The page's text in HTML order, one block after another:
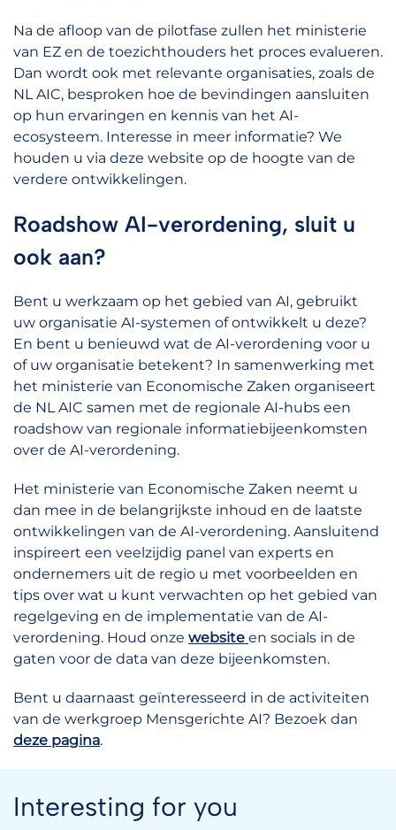
Na de afloop van de pilotfase zullen het ministerie
van EZ en de toezichthouders het proces evalueren.
Dan wordt ook met relevante organisaties, zoals de
NL AIC, besproken hoe de bevindingen aansluiten
op hun ervaringen en kennis van het AI-
ecosysteem. Interesse in meer informatie? We
houden u via deze website op de hoogte van de
verdere ontwikkelingen.
Roadshow AI-verordening, sluit u
ook aan?
Bent u werkzaam op het gebied van AI, gebruikt
uw organisatie AI-systemen of ontwikkelt u deze?
En bent u benieuwd wat de AI-verordening voor u
of uw organisatie betekent? In samenwerking met
het ministerie van Economische Zaken organiseert
de NL AIC samen met de regionale AI-hubs een
roadshow van regionale informatiebijeenkomsten
over de AI-verordening.
Het ministerie van Economische Zaken neemt u
dan mee in de belangrijkste inhoud en de laatste
ontwikkelingen van de AI-verordening. Aansluitend
inspireert een veelzijdig panel van experts en
ondernemers uit de regio u met voorbeelden en
tips over wat u kunt verwachten op het gebied van
regelgeving en de implementatie van de AI-
verordening. Houd onze website en socials in de
gaten voor de data van deze bijeenkomsten.
Bent u daarnaast geïnteresseerd in de activiteiten
van de werkgroep Mensgerichte AI? Bezoek dan
deze pagina.
Interesting for you